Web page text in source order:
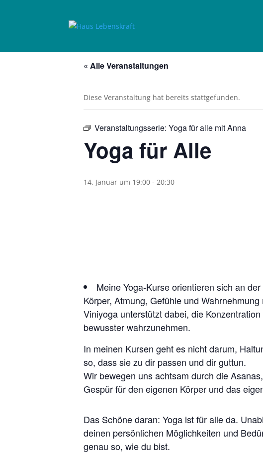
« Alle Veranstaltungen
Diese Veranstaltung hat bereits stattgefunden.
Veranstaltungsserie: Yoga für alle mit Anna
Yoga für Alle
14. Januar um 19:00 - 20:30
Meine Yoga-Kurse orientieren sich an
Körper, Atmung, Gefühle und
Viniyoga unterstützt dabei, die
bewusster wahrzunehmen.
In meinen Kursen geht es nicht darum,
so, dass sie zu dir passen und dir guttun.
Wir bewegen uns achtsam durch die
Gespür für den eigenen Körper und das
Das Schöne daran: Yoga ist für alle da.
deinen persönlichen Möglichkeiten und
genau so, wie du bist.